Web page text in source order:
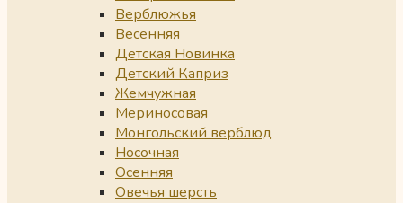
Верблюжья
Весенняя
Детская Новинка
Детский Каприз
Жемчужная
Мериносовая
Монгольский верблюд
Носочная
Осенняя
Овечья шерсть